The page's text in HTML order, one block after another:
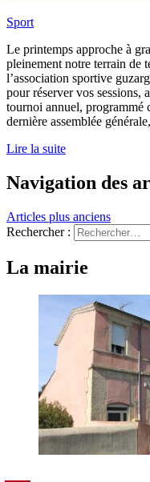
Sport
Le printemps approche à
pleinement notre terrain de
l’association sportive
pour réserver vos sessions,
tournoi annuel, programmé
dernière assemblée
Lire la suite
Navigation des
Articles plus anciens
Rechercher :
La mairie